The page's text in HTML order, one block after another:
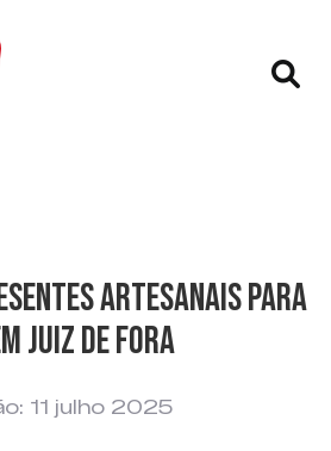
artesanais para
Juiz de Fora
11 julho 2025